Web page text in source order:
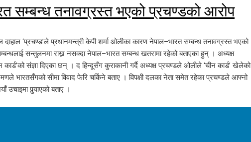
सम्बन्ध तनावग्रस्त भएको प्रचण्डको आरोप
‘प्रचण्ड’ले प्रधानमन्त्री केपी शर्मा ओलीका कारण नेपाल–भारत सम्बन्ध तनावग्रस्त भएको
सन्तुलनमा राख्न नसक्दा नेपाल–भारत सम्बन्ध खतरामा रहेको बताएका हुन् । अध्यक्ष
संज्ञा दिएका छन् । द हिन्दूसँग कुराकानी गर्दै अध्यक्ष प्रचण्डले ओलीले ‘चीन कार्ड’ खेलेको
भारतसँगको सीमा विवाद फेरि चर्किने बताए । विपक्षी दलका नेता समेत रहेका प्रचण्डले आफ्नो
उचाइमा पुर्‍याएको बताए ।